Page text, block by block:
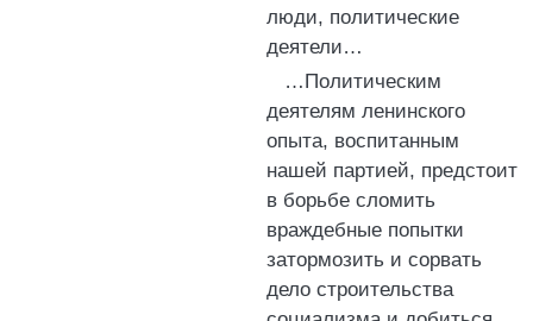
люди, политические
деятели…
…Политическим
деятелям ленинского
опыта, воспитанным
нашей партией, предстоит
в борьбе сломить
враждебные попытки
затормозить и сорвать
дело строительства